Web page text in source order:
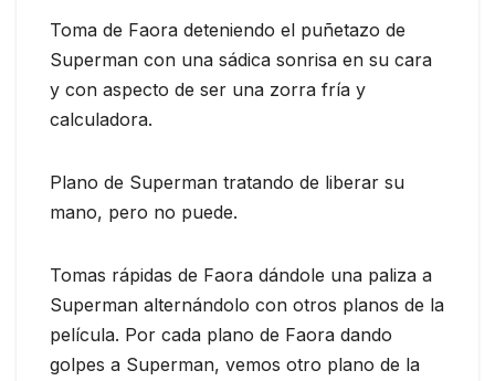
Toma de Faora deteniendo el puñetazo de
Superman con una sádica sonrisa en su cara
y con aspecto de ser una zorra fría y
calculadora.
Plano de Superman tratando de liberar su
mano, pero no puede.
Tomas rápidas de Faora dándole una paliza a
Superman alternándolo con otros planos de la
película. Por cada plano de Faora dando
golpes a Superman, vemos otro plano de la